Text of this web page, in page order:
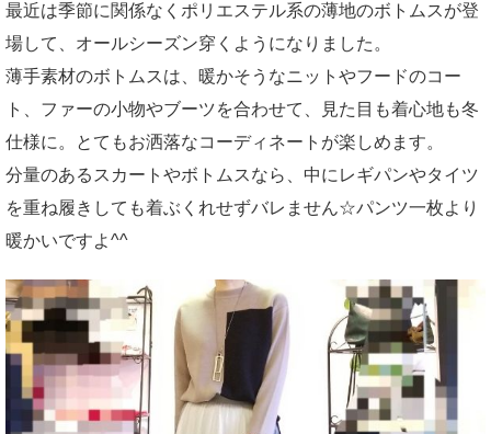
最近は季節に関係なくポリエステル系の薄地のボトムスが登
場して、オールシーズン穿くようになりました。
薄手素材のボトムスは、暖かそうなニットやフードのコー
ト、ファーの小物やブーツを合わせて、見た目も着心地も冬
仕様に。とてもお洒落なコーディネートが楽しめます。
分量のあるスカートやボトムスなら、中にレギパンやタイツ
を重ね履きしても着ぶくれせずバレません☆パンツ一枚より
暖かいですよ^^